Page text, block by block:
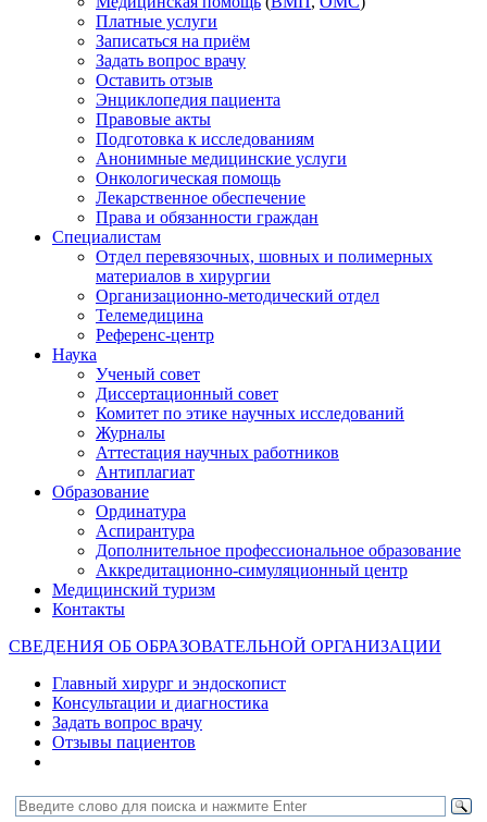
Платные услуги
Записаться на приём
Задать вопрос врачу
Оставить отзыв
Энциклопедия пациента
Правовые акты
Подготовка к исследованиям
Анонимные медицинские услуги
Онкологическая помощь
Лекарственное обеспечение
Права и обязанности граждан
Специалистам
Отдел перевязочных, шовных и полимерных
материалов в хирургии
Организационно-методический отдел
Телемедицина
Референс-центр
Наука
Ученый совет
Диссертационный совет
Комитет по этике научных исследований
Журналы
Аттестация научных работников
Антиплагиат
Образование
Ординатура
Аспирантура
Дополнительное профессиональное образование
Аккредитационно-симуляционный центр
Медицинский туризм
Контакты
СВЕДЕНИЯ ОБ ОБРАЗОВАТЕЛЬНОЙ ОРГАНИЗАЦИИ
Главный хирург и эндоскопист
Консультации и диагностика
Задать вопрос врачу
Отзывы пациентов